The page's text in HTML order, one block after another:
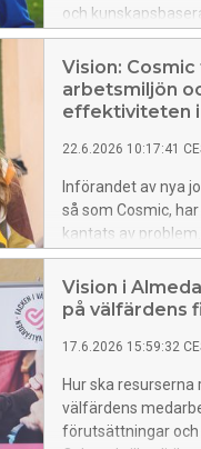
och
betonar att
handlar om lagar
handlar framför allt
förutsättningar att
Vision:
arbetsmiljön
effektiviteten i
22.6.2026 10:17:41
Införandet av nya
så som Cosmic,
kantats av problem.
ny undersökning
om en pågående
där brister i
skapar stor stress
Vision i
på välfärdens
17.6.2026 15:59:32
Hur ska
välfärdens
förutsättningar och